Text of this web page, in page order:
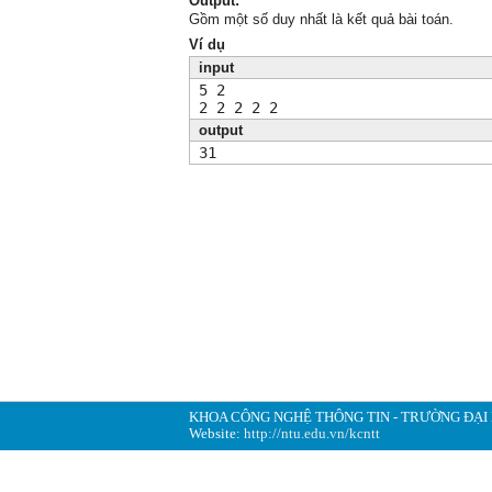
Gồm một số duy nhất là kết quả bài toán.
Ví dụ
input
5 2
2 2 2 2 2
output
31
KHOA CÔNG NGHỆ THÔNG TIN - TRƯỜNG ĐẠI
Website: http://ntu.edu.vn/kcntt